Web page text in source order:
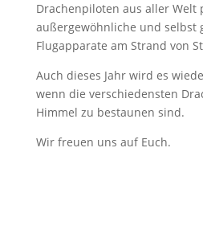
Drachenpiloten aus aller Welt
außergewöhnliche und selbst
Flugapparate am Strand von
Auch dieses Jahr wird es
wenn die verschiedensten
Himmel zu bestaunen sind.
Wir freuen uns auf Euch.